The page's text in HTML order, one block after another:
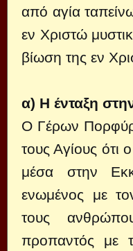
από αγία
εν Χριστώ
βίωση της εν
α) Η ένταξη
Ο Γέρων
τους Αγίους ότι
μέσα στην
ενωμένος με
τους
προπαντός με